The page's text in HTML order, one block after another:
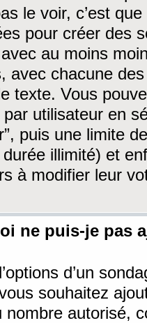
le voir, c’est
pour créer des
au moins
avec chacune
texte. Vous
par utilisateur en
puis une limite
illimité) et
à modifier leur
ne puis-je pas
d’un
souhaitez
nombre autorisé,